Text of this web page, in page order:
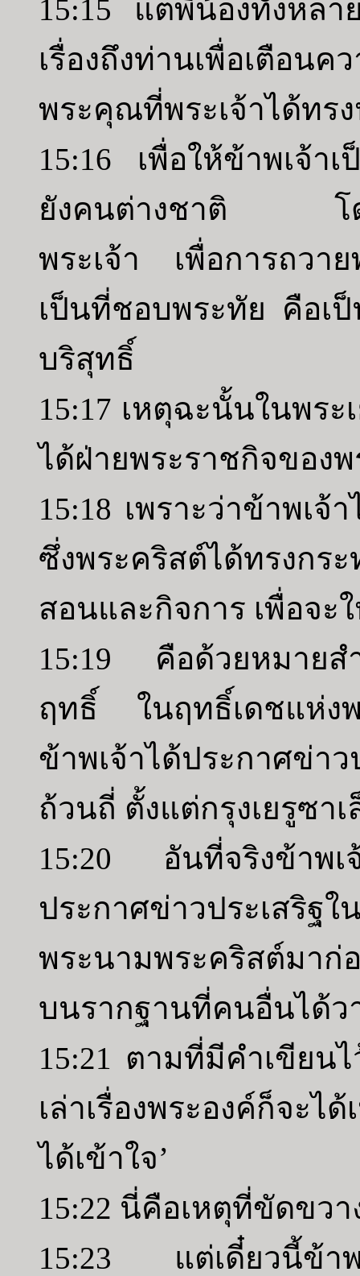
15:15 แต่พี่น้องทั้งหลา
เรื่องถึงท่านเพื่อเตือน
พระคุณที่พระเจ้าได้ทร
15:16 เพื่อให้ข้าพเจ้า
ยังคนต่างชาติ โดย
พระเจ้า เพื่อการถวา
เป็นที่ชอบพระทัย คือเ
บริสุทธิ์
15:17 เหตุฉะนั้นในพร
ได้ฝ่ายพระราชกิจของพ
15:18 เพราะว่าข้าพเจ้
ซึ่งพระคริสต์ได้ทรงกร
สอนและกิจการ เพื่อจะ
15:19 คือด้วยหมายส
ฤทธิ์ ในฤทธิ์เดชแห่ง
ข้าพเจ้าได้ประกาศข่าว
ถ้วนถี่ ตั้งแต่กรุงเยรูซา
15:20 อันที่จริงข้าพเ
ประกาศข่าวประเสริฐ
พระนามพระคริสต์มาก่
บนรากฐานที่คนอื่นได้ว
15:21 ตามที่มีคำเขียน
เล่าเรื่องพระองค์ก็จะ
ได้เข้าใจ’
15:22 นี่คือเหตุที่ขัดขว
15:23 แต่เดี๋ยวนี้ข้าพ